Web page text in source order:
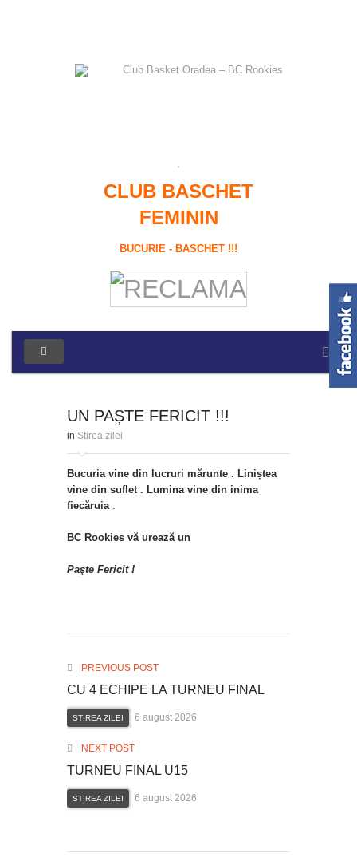
CLUB BASCHET
FEMININ
BUCURIE - BASCHET !!!
UN PAȘTE FERICIT !!!
in Stirea zilei
Bucuria vine din lucruri mărunte . Liniștea
vine din suflet . Lumina vine din inima
fiecăruia .
BC Rookies vă urează un
Paşte Fericit !
PREVIOUS POST
CU 4 ECHIPE LA TURNEU FINAL
STIREA ZILEI 6 august 2026
NEXT POST
TURNEU FINAL U15
STIREA ZILEI 6 august 2026